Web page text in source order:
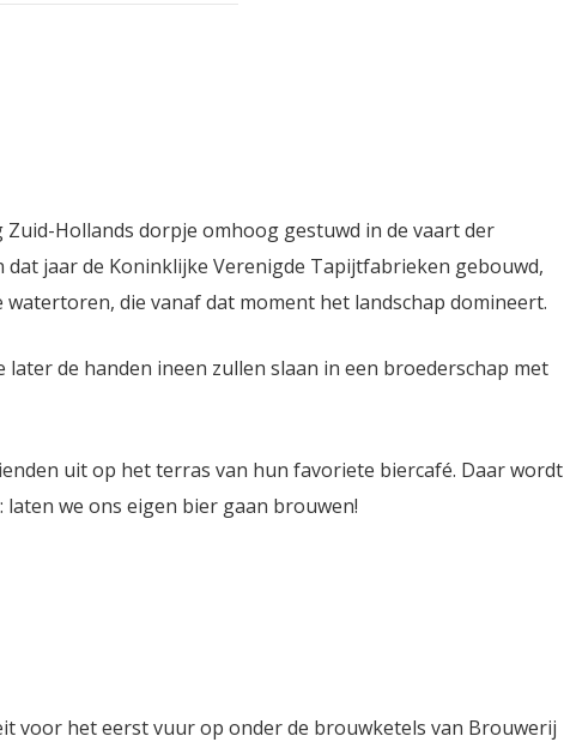
Hollands dorpje omhoog gestuwd in de vaart der
jaar de Koninklijke Verenigde Tapijtfabrieken gebouwd,
die vanaf dat moment het landschap domineert.
de handen ineen zullen slaan in een broederschap met
uit op het terras van hun favoriete biercafé. Daar wordt
we ons eigen bier gaan brouwen!
voor het eerst vuur op onder de brouwketels van Brouwerij